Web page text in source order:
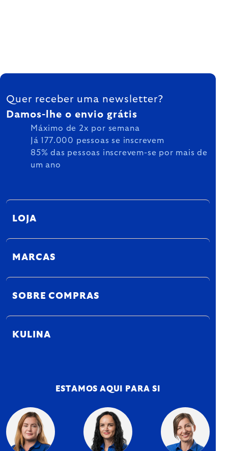
FOOTER
Quer receber uma newsletter?
Damos-lhe o envio grátis
Máximo de 2x por semana
Já 177.000 pessoas se inscrevem
85% das pessoas inscrevem-se por mais de
um ano
LOJA
MARCAS
SOBRE COMPRAS
KULINA
ESTAMOS AQUI PARA SI